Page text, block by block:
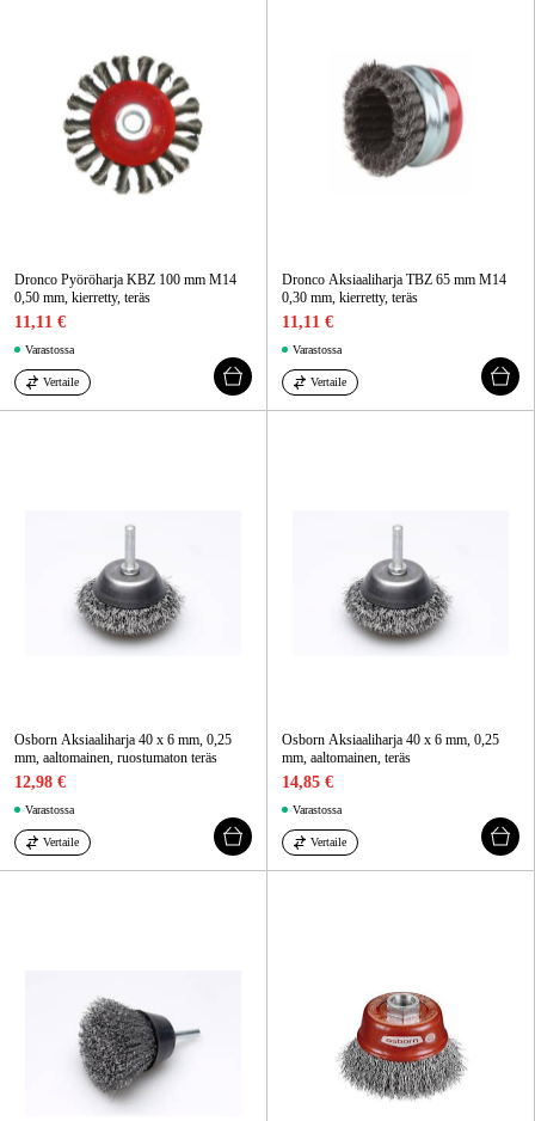
Dronco Pyöröharja KBZ 100 mm M14
0,50 mm, kierretty, teräs
11,11 €
Varastossa
Vertaile
Dronco Aksiaaliharja TBZ 65 mm M14
0,30 mm, kierretty, teräs
11,11 €
Varastossa
Vertaile
Osborn Aksiaaliharja 40 x 6 mm, 0,25
mm, aaltomainen, ruostumaton teräs
12,98 €
Varastossa
Vertaile
Osborn Aksiaaliharja 40 x 6 mm, 0,25
mm, aaltomainen, teräs
14,85 €
Varastossa
Vertaile